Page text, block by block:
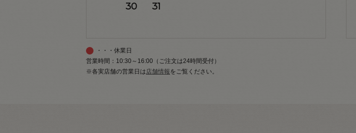
30 31
・・・休業日
営業時間：10:30～16:00（ご注文は24時間受付）
※各実店舗の営業日は店舗情報をご覧ください。